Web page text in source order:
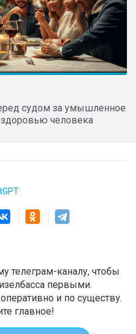
судом за умышленное
человека
телеграм-каналу, чтобы
первыми.
и по существу.
главное!